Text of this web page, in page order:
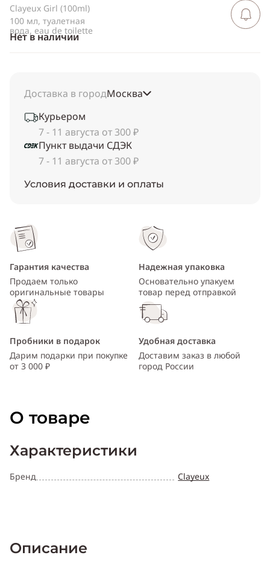
Clayeux Girl (100ml)
100 мл, туалетная
вода, eau de toilette
Нет в наличии
Сообщить
Доставка в городМосква
Курьером
7 - 11 августа от 300 ₽
Пункт выдачи СДЭК
7 - 11 августа от 300 ₽
Условия доставки и оплаты
Гарантия качества
Продаем только
оригинальные товары
Надежная упаковка
Основательно упакуем
товар перед отправкой
Пробники в подарок
Дарим подарки при покупке
от 3 000 ₽
Удобная доставка
Доставим заказ в любой
город России
О товаре
Характеристики
Бренд Clayeux
Описание